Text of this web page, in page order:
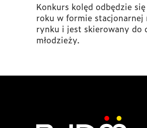
Konkurs kolęd odbędzie
roku w formie stacjonarnej
rynku i jest skierowany do
młodzieży.